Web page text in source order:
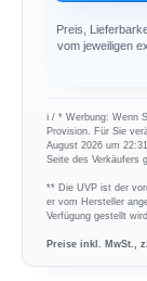
Preis,
vom jeweiligen
ℹ︎ / * Werbung: Wenn
Provision. Für Sie
August 2026 um
Seite des Verkäufers
** Die UVP ist der
er vom Hersteller
Verfügung gestellt wird.
Preise inkl. MwSt.,